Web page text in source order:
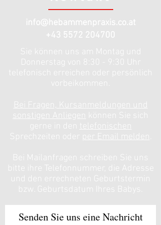
info@hebammenpraxis.co.at
+43 5572 204700
Sie können uns am Montag und
Donnerstag von 8:30 - 9:30 Uhr
telefonisch erreichen oder persönlich
vorbeikommen.
Bei Fragen, Kursanmeldungen und
sonstigen Anliegen können Sie sich
gerne in den telefonischen
Sprechzeiten oder
per Email melden
Bei Mailanfragen schreiben Sie uns
bitte ihre Telefonnummer, die Adresse
und den errechneten Geburtstermin
bzw. Geburtsdatum Ihres Babys.
Senden Sie uns eine Nachricht